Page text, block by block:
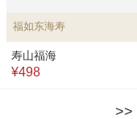
福如东海寿
寿山福海
¥498